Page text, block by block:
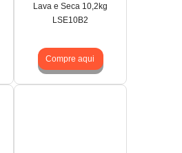
Lava e Seca 10,2kg
LSE10B2
Compre aqui